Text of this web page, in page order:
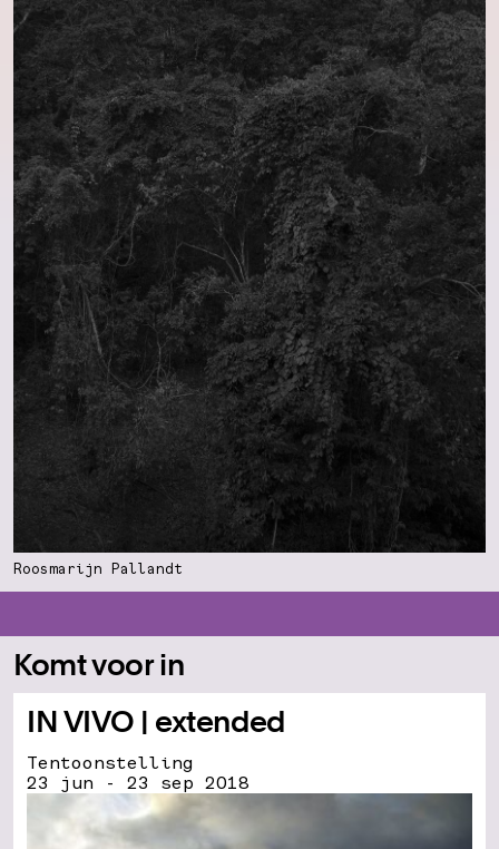
Roosmarijn Pallandt
Komt voor in
IN VIVO | extended
Tentoonstelling
23 jun - 23 sep 2018